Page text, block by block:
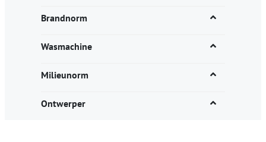
Brandnorm
Wasmachine
Milieunorm
Ontwerper